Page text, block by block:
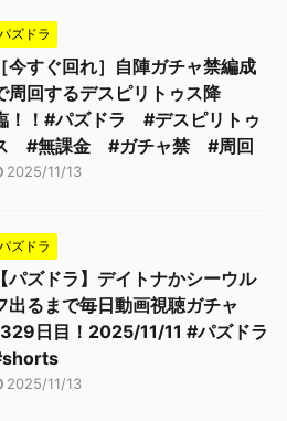
ズドラ
［今すぐ回れ］自陣ガチャ禁編成
周回するデスピリトゥス降
！！#パズドラ #デスピリトゥ
#無課金 #ガチャ禁 #周回
2025/11/13
ズドラ
【パズドラ】デイトナかシーウル
出るまで毎日動画視聴ガチャ
日目！2025/11/11 #パズドラ
2025/11/13